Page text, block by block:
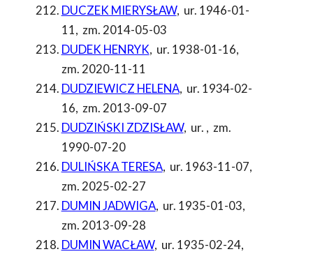
DUCZEK MIERYSŁAW, ur. 1946-01-
11, zm. 2014-05-03
DUDEK HENRYK, ur. 1938-01-16,
zm. 2020-11-11
DUDZIEWICZ HELENA, ur. 1934-02-
16, zm. 2013-09-07
DUDZIŃSKI ZDZISŁAW, ur. , zm.
1990-07-20
DULIŃSKA TERESA, ur. 1963-11-07,
zm. 2025-02-27
DUMIN JADWIGA, ur. 1935-01-03,
zm. 2013-09-28
DUMIN WACŁAW, ur. 1935-02-24,